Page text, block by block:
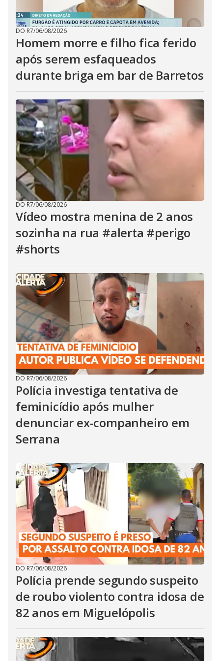
DO R7/06/08/2026
Homem morre e filho fica ferido
após serem esfaqueados
durante briga em bar de Barretos
DO R7/06/08/2026
Vídeo mostra menina de 2 anos
sozinha na rua #alerta #perigo
#shorts
DO R7/06/08/2026
Polícia investiga tentativa de
feminicídio após mulher
denunciar ex-companheiro em
Serrana
DO R7/06/08/2026
Polícia prende segundo suspeito
de roubo violento contra idosa de
82 anos em Miguelópolis